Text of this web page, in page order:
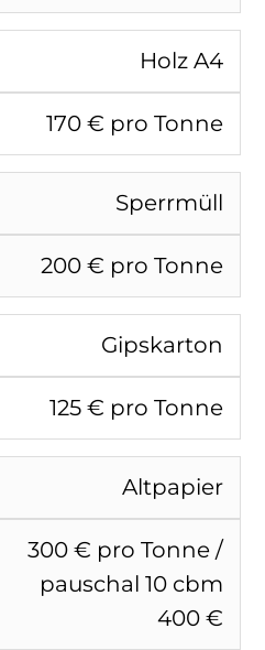
Holz A4
170 € pro Tonne
Sperrmüll
200 € pro Tonne
Gipskarton
125 € pro Tonne
Altpapier
300 € pro Tonne /
pauschal 10 cbm
400 €